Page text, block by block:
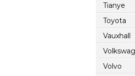
Tianye
Toyota
Vauxhall
Volvo